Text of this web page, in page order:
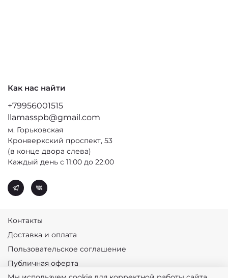
Как нас найти
+79956001515
llamasspb@gmail.com
м. Горьковская
Кронверкский проспект, 53
(в конце двора слева)
Каждый день с 11:00 до 22:00
Контакты
Доставка и оплата
Пользовательское соглашение
Публичная оферта